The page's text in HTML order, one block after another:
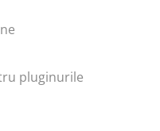
pluginurile